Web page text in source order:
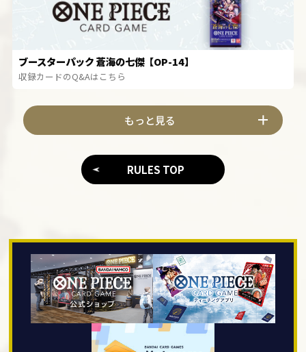
ブースターパック 蒼海の七傑【OP-14】
収録カードのQ&Aはこちら
もっと見る
RULES TOP